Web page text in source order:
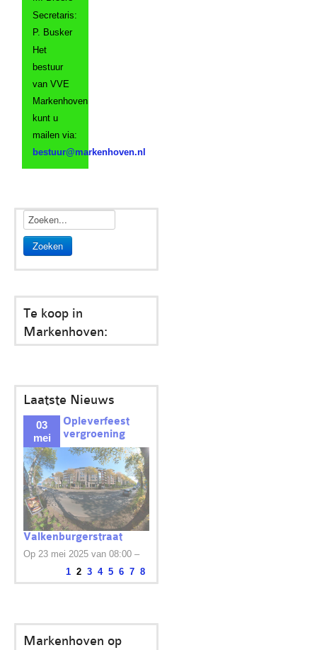
Secretaris:
P. Busker
Het
bestuur
van VVE
Markenhoven
kunt u
mailen via:
Zoeken
Te koop in
Markenhoven:
Laatste Nieuws
03
mei
Opleverfeest
vergroening
Valkenburgerstraat
Op 23 mei 2025 van 08:00 –
10:00 uur op het...
1 2 3 4 5 6 7 8
Markenhoven op